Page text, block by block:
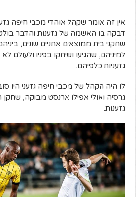
אין זה אומר שקהל אוהדי מכבי חיפה
דבקה בו האשמה של גזענות והדבר
שחקני בית ממוצאים אתניים שונים,
למיניהם, שהגיעו ושיחקו בפניו ולעולם
גזעניות כלפיהם.
לו היה הקהל של מכבי חיפה גזעני היו
גרסיה ואולי אפילו ארנסט מבוקה,
גזענות.